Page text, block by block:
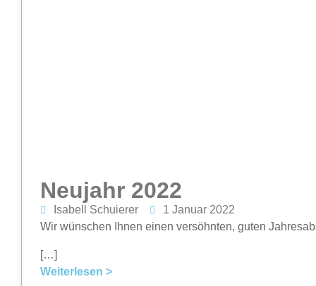
Neujahr 2022
Isabell Schuierer
1 Januar 2022
Wir wünschen Ihnen einen versöhnten, guten
[…]
Weiterlesen >